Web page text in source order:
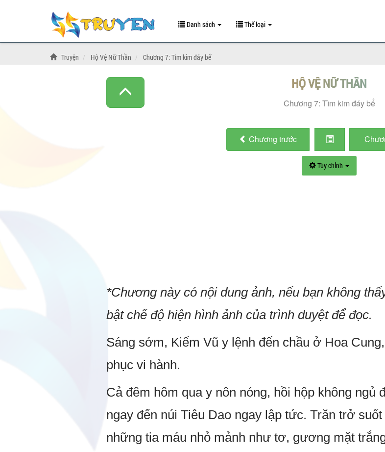
Danh sách Thể loại
Truyện Hộ Vệ Nữ Thần Chương 7: Tìm kim đáy bể
HỘ VỆ NỮ THẦN
Chương 7: Tìm kim đáy bể
Chương trước
Tùy chỉnh
*Chương này có nội dung ảnh, nếu bạn không
bật chế độ hiện hình ảnh của trình duyệt để đọc.
Sáng sớm, Kiếm Vũ y lệnh đến chầu ở Hoa
phục vi hành.
Cả đêm hôm qua y nôn nóng, hồi hộp không ngủ
ngay đến núi Tiêu Dao ngay lập tức. Trăn trở
những tia máu nhỏ mảnh như tơ, gương mặt